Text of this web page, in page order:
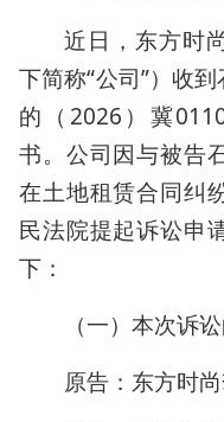
近日，东方时
下简称“公司”）收
的（2026）冀
书。公司因与被告
在土地租赁合同纠
民法院提起诉讼申
下：
（一）本次诉
原告：东方时